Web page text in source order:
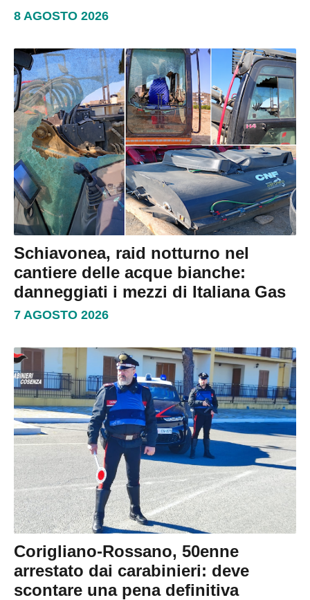
8 AGOSTO 2026
Schiavonea, raid notturno nel
cantiere delle acque bianche:
danneggiati i mezzi di Italiana Gas
7 AGOSTO 2026
Corigliano-Rossano, 50enne
arrestato dai carabinieri: deve
scontare una pena definitiva